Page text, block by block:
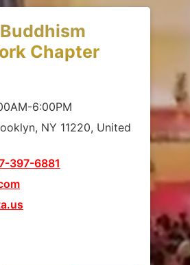
Chapter
6:00PM
NY 11220, United
397-6881